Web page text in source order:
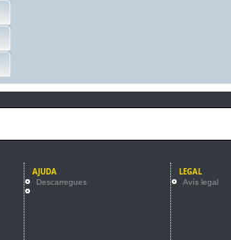
AJUDA
Descarregues
LEGAL
Avís legal